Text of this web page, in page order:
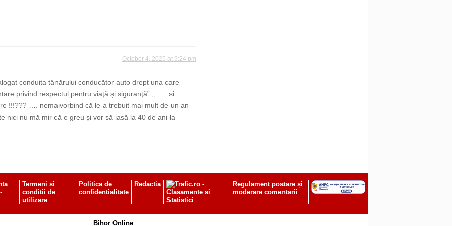
October 4, 2025 at 9:24 pm
conduita tânărului conducător auto drept una care
privind respectul pentru viaţă şi siguranţă”.,, …. și
!!!??? …. nemaivorbind că le-a trebuit mai mult de un an
nici nu mă mir că e greu și vor să iasă la 40 de ani la
Termeni si
conditii de
utilizare
Politica de
confidentialitate
Redactia
Regulament postare și
moderare comentarii
Bihor Online